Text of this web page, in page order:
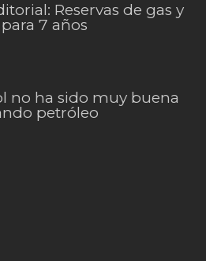
Reservas de gas y
7 años
no ha sido muy buena
petróleo